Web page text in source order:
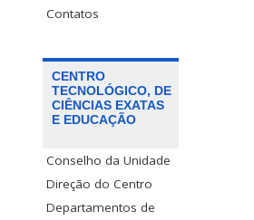
Contatos
CENTRO
TECNOLÓGICO, DE
CIÊNCIAS EXATAS
E EDUCAÇÃO
Conselho da Unidade
Direção do Centro
Departamentos de